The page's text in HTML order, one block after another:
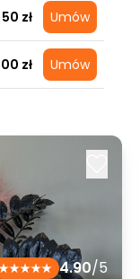
50 zł Umów
zł Umów
4.90/5